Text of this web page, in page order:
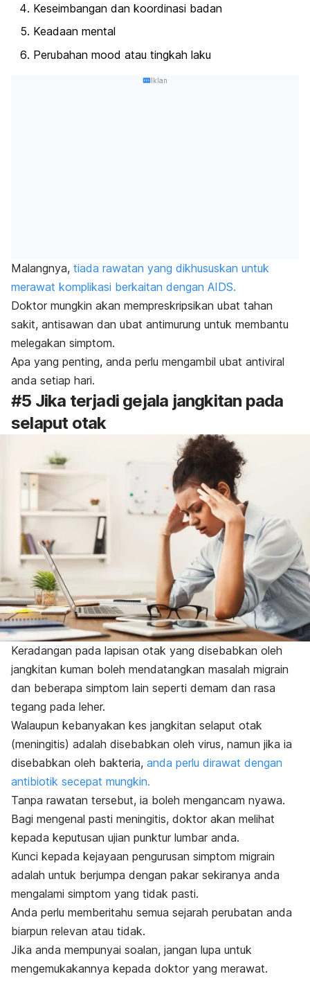
Keseimbangan dan koordinasi badan
Keadaan mental
Perubahan mood atau tingkah laku
Iklan
Malangnya, tiada rawatan yang dikhususkan untuk
merawat komplikasi berkaitan dengan AIDS.
Doktor mungkin akan mempreskripsikan ubat tahan
sakit, antisawan dan ubat antimurung untuk membantu
melegakan simptom.
Apa yang penting, anda perlu mengambil ubat antiviral
anda setiap hari.
#5 Jika terjadi gejala jangkitan pada
selaput otak
Keradangan pada lapisan otak yang disebabkan oleh
jangkitan kuman boleh mendatangkan masalah migrain
dan beberapa simptom lain seperti demam dan rasa
tegang pada leher.
Walaupun kebanyakan kes jangkitan selaput otak
(meningitis) adalah disebabkan oleh virus, namun jika ia
disebabkan oleh bakteria, anda perlu dirawat dengan
antibiotik secepat mungkin.
Tanpa rawatan tersebut, ia boleh mengancam nyawa.
Bagi mengenal pasti meningitis, doktor akan melihat
kepada keputusan ujian punktur lumbar anda.
Kunci kepada kejayaan pengurusan simptom migrain
adalah untuk berjumpa dengan pakar sekiranya anda
mengalami simptom yang tidak pasti.
Anda perlu memberitahu semua sejarah perubatan anda
biarpun relevan atau tidak.
Jika anda mempunyai soalan, jangan lupa untuk
mengemukakannya kepada doktor yang merawat.